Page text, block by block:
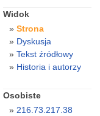
Widok
Strona
Dyskusja
Tekst źródłowy
Historia i autorzy
Osobiste
216.73.217.38